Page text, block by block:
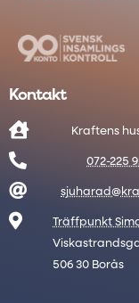
Kontakt
 Kraftens
 072-225


Träffpunkt
506 30 Borås